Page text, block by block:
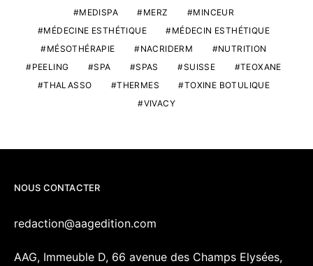
MEDISPA
MERZ
MINCEUR
MÉDECINE ESTHÉTIQUE
MÉDECIN ESTHÉTIQUE
MÉSOTHÉRAPIE
NACRIDERM
NUTRITION
PEELING
SPA SPAS SUISSE
TEOXANE
THALASSO
THERMES
TOXINE BOTULIQUE
VIVACY
NOUS CONTACTER
redaction@aagedition.com
AAG, Immeuble D, 66 avenue des Champs Elysées,